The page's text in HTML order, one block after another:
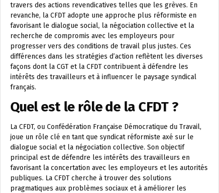
travers des actions revendicatives telles que les grèves. En
revanche, la CFDT adopte une approche plus réformiste en
favorisant le dialogue social, la négociation collective et la
recherche de compromis avec les employeurs pour
progresser vers des conditions de travail plus justes. Ces
différences dans les stratégies d’action reflètent les diverses
façons dont la CGT et la CFDT contribuent à défendre les
intérêts des travailleurs et à influencer le paysage syndical
français.
Quel est le rôle de la CFDT ?
La CFDT, ou Confédération Française Démocratique du Travail,
joue un rôle clé en tant que syndicat réformiste axé sur le
dialogue social et la négociation collective. Son objectif
principal est de défendre les intérêts des travailleurs en
favorisant la concertation avec les employeurs et les autorités
publiques. La CFDT cherche à trouver des solutions
pragmatiques aux problèmes sociaux et à améliorer les